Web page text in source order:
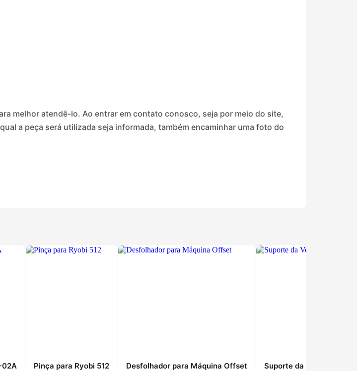
melhor atendê-lo. Ao entrar em contato conosco, seja por meio do site,
a peça será utilizada seja informada, também encaminhar uma foto do
02A Pinça para Ryobi 512 Desfolhador para Máquina Offset Suporte da Ventosa